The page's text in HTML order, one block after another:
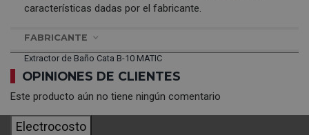
características dadas por el fabricante.
FABRICANTE
Extractor de Baño Cata B-10 MATIC
OPINIONES DE CLIENTES
Este producto aún no tiene ningún comentario
Electrocosto